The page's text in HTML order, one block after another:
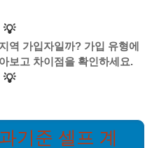
💡
역 가입자일까? 가입 유형에
보고 차이점을 확인하세요.
💡
기준 셀프 계